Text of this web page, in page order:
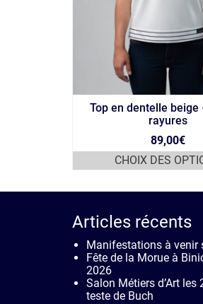
Top en dentelle beige
rayures
89,00€
CHOIX DES
Les
être
Articles récents
Manifestations à venir
Fête de la Morue à
2026
Salon Métiers d’Art
teste de Buch